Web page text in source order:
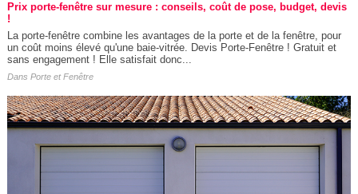
Prix porte-fenêtre sur mesure : conseils, coût de pose, budget, devis
!
La porte-fenêtre combine les avantages de la porte et de la fenêtre, pour
un coût moins élevé qu'une baie-vitrée. Devis Porte-Fenêtre ! Gratuit et
sans engagement ! Elle satisfait donc...
Dans Porte et Fenêtre